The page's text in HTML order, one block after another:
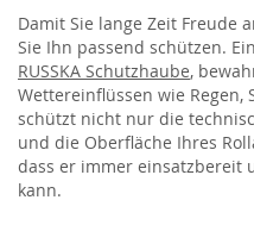
Damit Sie lange Zeit Freude
Sie Ihn passend schützen.
RUSSKA Schutzhaube,
Wettereinflüssen wie Regen,
schützt nicht nur die
und die Oberfläche Ihres
dass er immer einsatzbereit
kann.